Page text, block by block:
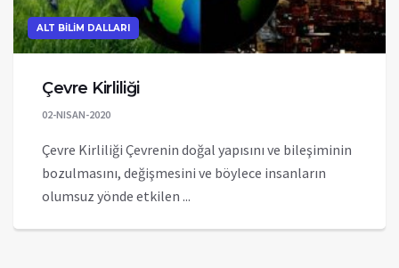
ALT BİLİM DALLARI
Çevre Kirliliği
02-NISAN-2020
Çevre Kirliliği Çevrenin doğal yapısını ve bileşiminin
bozulmasını, değişmesini ve böylece insanların
olumsuz yönde etkilen ...